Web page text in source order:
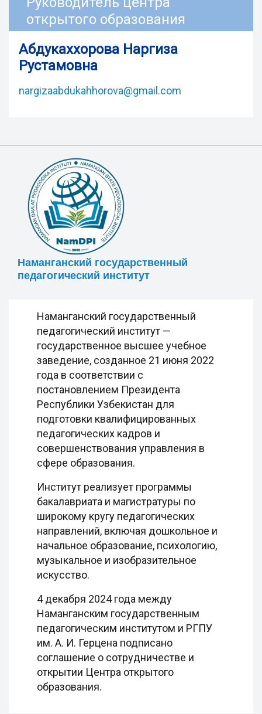
открытого образования
Абдукаххорова Наргиза
Рустамовна
nargizaabdukahhorova@gmail.com
Наманганский государственный
педагогический институт
Наманганский государственный
педагогический институт —
государственное высшее учебное
заведение, созданное 21 июня 2022
года в соответствии с
постановлением Президента
Республики Узбекистан для
подготовки квалифицированных
педагогических кадров и
совершенствования управления в
сфере образования.
Институт реализует программы
бакалавриата и магистратуры по
широкому кругу педагогических
направлений, включая дошкольное и
начальное образование, психологию,
музыкальное и изобразительное
искусство.
4 декабря 2024 года между
Наманганским государственным
педагогическим институтом и РГПУ
им. А. И. Герцена подписано
соглашение о сотрудничестве и
открытии Центра открытого
образования.